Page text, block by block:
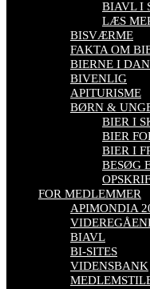
BIAVL I
LÆS
BISVÆRME
FAKTA OM
BIERNE I
BIVENLIG
APITURISME
BØRN &
BIER I
BIER
BIER I
BESØG
FOR MEDLEMMER
APIMONDIA
BIAVL
BI-SITES
VIDENSBANK